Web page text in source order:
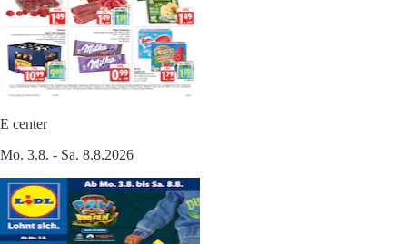
E center
Mo. 3.8. - Sa. 8.8.2026